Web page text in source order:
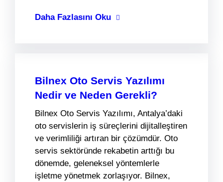
Daha Fazlasını Oku
Bilnex Oto Servis Yazılımı
Nedir ve Neden Gerekli?
Bilnex Oto Servis Yazılımı, Antalya’daki
oto servislerin iş süreçlerini dijitalleştiren
ve verimliliği artıran bir çözümdür. Oto
servis sektöründe rekabetin arttığı bu
dönemde, geleneksel yöntemlerle
işletme yönetmek zorlaşıyor. Bilnex,